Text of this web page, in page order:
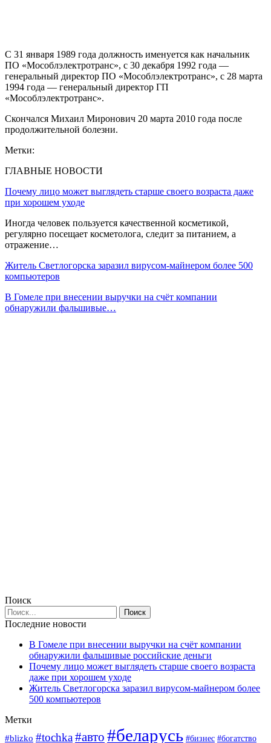
С 31 января 1989 года должность именуется как начальник
ПО «Мособлэлектротранс», с 30 декабря 1992 года —
генеральный директор ПО «Мособлэлектротранс», с 28 марта
1994 года — генеральный директор ГП
«Мособлэлектротранс».
Скончался Михаил Миронович 20 марта 2010 года после
продолжительной болезни.
Метки:
ГЛАВНЫЕ НОВОСТИ
Почему лицо может выглядеть старше своего возраста даже
при хорошем уходе
Иногда человек пользуется качественной косметикой,
регулярно посещает косметолога, следит за питанием, а
отражение…
Житель Светлогорска заразил вирусом-майнером более 500
компьютеров
В Гомеле при внесении выручки на счёт компании
обнаружили фальшивые…
Поиск
Последние новости
В Гомеле при внесении выручки на счёт компании
обнаружили фальшивые российские деньги
Почему лицо может выглядеть старше своего возраста
даже при хорошем уходе
Житель Светлогорска заразил вирусом-майнером более
500 компьютеров
Метки
#blizko #tochka#авто #беларусь #бизнес #богатство